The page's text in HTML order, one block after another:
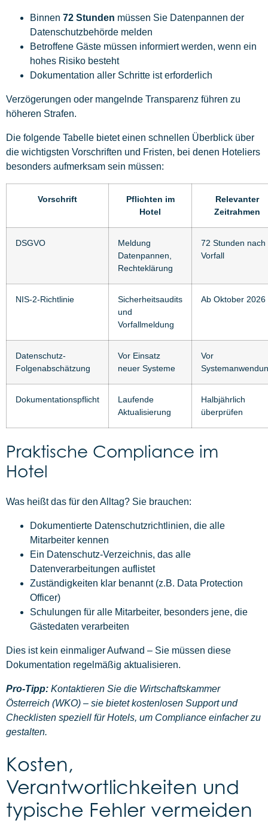
Binnen 72 Stunden müssen Sie Datenpannen der
Datenschutzbehörde melden
Betroffene Gäste müssen informiert werden, wenn ein
hohes Risiko besteht
Dokumentation aller Schritte ist erforderlich
Verzögerungen oder mangelnde Transparenz führen zu
höheren Strafen.
Die folgende Tabelle bietet einen schnellen Überblick über
die wichtigsten Vorschriften und Fristen, bei denen Hoteliers
besonders aufmerksam sein müssen:
Vorschrift
Pflichten im
Hotel
Relevanter
Zeitrahmen
DSGVO
Meldung
Datenpannen,
Rechteklärung
72 Stunden nach
Vorfall
NIS-2-Richtlinie
Sicherheitsaudits
und
Vorfallmeldung
Ab Oktober 2026
Datenschutz-
Folgenabschätzung
Vor Einsatz
neuer Systeme
Vor
Dokumentationspflicht
Laufende
Aktualisierung
Halbjährlich
überprüfen
Praktische Compliance im
Hotel
Was heißt das für den Alltag? Sie brauchen:
Dokumentierte Datenschutzrichtlinien, die alle
Mitarbeiter kennen
Ein Datenschutz-Verzeichnis, das alle
Datenverarbeitungen auflistet
Zuständigkeiten klar benannt (z.B. Data Protection
Officer)
Schulungen für alle Mitarbeiter, besonders jene, die
Gästedaten verarbeiten
Dies ist kein einmaliger Aufwand – Sie müssen diese
Dokumentation regelmäßig aktualisieren.
Pro-Tipp: Kontaktieren Sie die Wirtschaftskammer
Österreich (WKO) – sie bietet kostenlosen Support und
Checklisten speziell für Hotels, um Compliance einfacher zu
gestalten.
Kosten,
Verantwortlichkeiten und
typische Fehler vermeiden